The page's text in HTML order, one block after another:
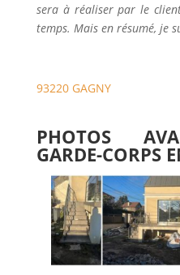
sera à réaliser par le
temps. Mais en résumé, je
93220 GAGNY
PHOTOS
GARDE-CORPS